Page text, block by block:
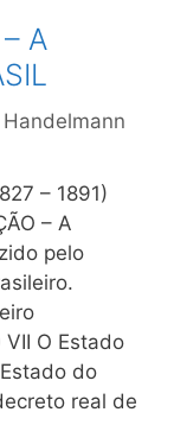
A
– 1891)
– A
pelo
O Estado
do
real de